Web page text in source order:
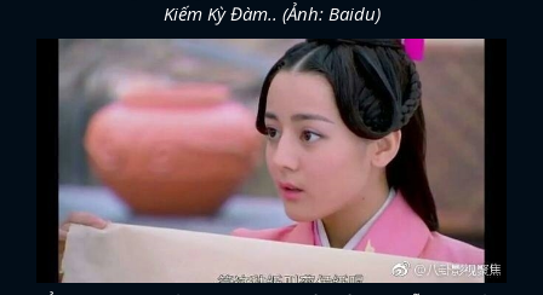
ĐĂNG NHẬP
Kiếm Kỳ Đàm.. (Ảnh: Baidu)